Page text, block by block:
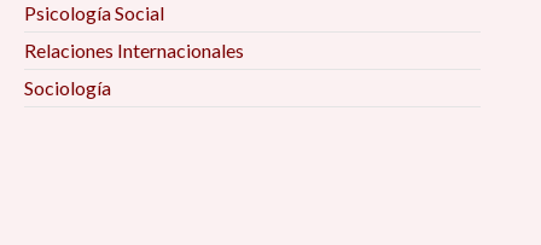
Psicología Social
Relaciones Internacionales
Sociología